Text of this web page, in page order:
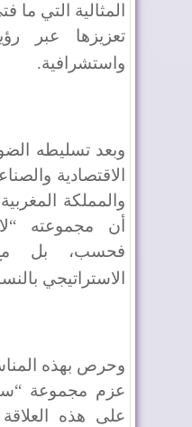
المثالية التي ما
تعزيزها عبر
واستشرافية.
وبعد تسليطه
الاقتصادية
والمملكة
أن مجموعته
فحسب، بل مع
الاستراتيجي
وحرص بهذه
عزم مجموعة
على هذه